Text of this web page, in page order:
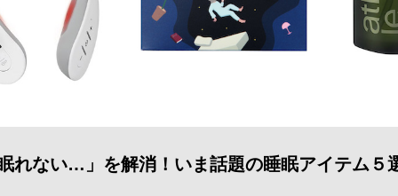
れない…」を解消！いま話題の睡眠アイテム５